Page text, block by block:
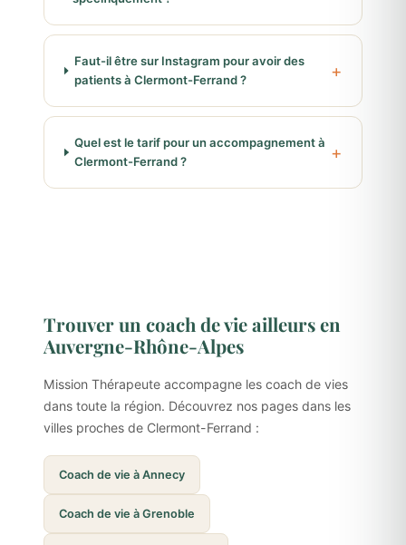
Faut-il être sur Instagram pour avoir des
patients à Clermont-Ferrand ?
Quel est le tarif pour un accompagnement à
Clermont-Ferrand ?
Trouver un coach de vie ailleurs en
Auvergne-Rhône-Alpes
Mission Thérapeute accompagne les coach de vies
dans toute la région. Découvrez nos pages dans les
villes proches de Clermont-Ferrand :
Coach de vie à Annecy
Coach de vie à Grenoble